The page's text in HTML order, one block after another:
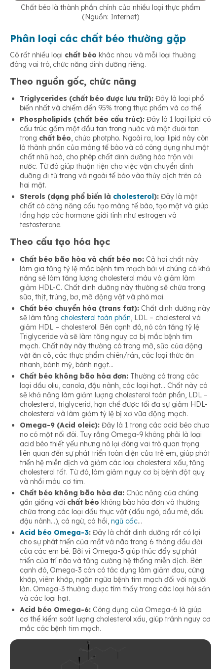
Chất béo là thành phần chính của nhiều loại thực phẩm
(Nguồn: Internet)
Phân loại các chất béo thường gặp
Có rất nhiều loại chất béo khác nhau và mỗi loại thường
đóng vai trò, chức năng dinh dưỡng riêng.
Theo nguồn gốc, chức năng
Triglycerides (chất béo được lưu trữ): Đây là loại phổ
biến nhất và chiếm đến 95% trong thực phẩm và cơ thể.
Phospholipids (chất béo cấu trúc): Đây là 1 loại lipid có
cấu trúc gồm một đầu tan trong nước và một đuôi tan
trong chất béo, chứa photpho. Ngoài ra, loại lipid này còn
là thành phần của màng tế bào và có công dụng như một
chất nhũ hoá, cho phép chất dinh dưỡng hòa trộn với
nước. Từ đó giúp thuận tiện cho việc vận chuyển dinh
dưỡng đi từ trong và ngoài tế bào vào thủy dịch trên cả
hai mặt.
Sterols (dạng phổ biến là cholesterol): Đây là một
chất có công năng cấu tạo màng tế bào, tạo mật và giúp
tổng hợp các hormone giới tính như estrogen và
testosterone.
Theo cấu tạo hóa học
Chất béo bão hòa và chất béo no: Cả hai chất này
làm gia tăng tỷ lệ mắc bệnh tim mạch bởi vì chúng có khả
năng sẽ làm tăng lượng cholesterol máu và giảm làm
giảm HDL-C. Chất dinh dưỡng này thường sẽ chứa trong
sữa, thịt, trứng, bơ, mỡ động vật và phô mai.
Chất béo chuyển hóa (trans fat): Chất dinh dưỡng này
sẽ làm tăng cholesterol toàn phần, LDL – cholesterol và
giảm HDL – cholesterol. Bên cạnh đó, nó còn tăng tỷ lệ
Triglyceride và sẽ làm tăng nguy cơ bị mắc bệnh tim
mạch. Chất này này thường có trong mỡ, sữa của động
vật ăn cỏ, các thực phẩm chiên/rán, các loại thức ăn
nhanh, bánh mỳ, bánh ngọt…
Chất béo không bão hòa đơn: Thường có trong các
loại dầu oliu, canola, đậu nành, các loại hạt… Chất này có
sẽ khả năng làm giảm lượng cholesterol toàn phần, LDL –
cholesterol, triglycerid, hạn chế được tối đa sự giảm HDL-
cholesterol và làm giảm tỷ lệ bị xơ vữa động mạch.
Omega-9 (Acid oleic): Đây là 1 trong các acid béo chưa
no có một nối đôi. Tuy rằng Omega-9 không phải là loại
acid béo thiết yếu nhưng nó lại đóng vai trò quan trọng
liên quan đến sự phát triển toàn diện của trẻ em, giúp phát
triển hệ miễn dịch và giảm các loại cholesterol xấu, tăng
cholesterol tốt. Từ đó, làm giảm nguy cơ bị bệnh đột quỵ
và nhồi máu cơ tim.
Chất béo không bão hòa đa: Chức năng của chúng
gần giống với chất béo không bão hòa đơn và thường
chứa trong các loại dầu thực vật (dầu ngô, dầu mè, dầu
đậu nành…), cá ngừ, cá hồi, ngũ cốc…
Acid béo Omega-3: Đây là chất dinh dưỡng rất có lợi
cho sự phát triển của mắt và não trong 6 tháng đầu đời
của các em bé. Bởi vì Omega-3 giúp thúc đẩy sự phát
triển của trí não và tăng cường hệ thống miễn dịch. Bên
cạnh đó, Omega-3 còn có tác dụng làm giảm đau, cứng
khớp, viêm khớp, ngăn ngừa bệnh tim mạch đối với người
lớn. Omega-3 thường được tìm thấy trong các loại hải sản
và các loại hạt.
Acid béo Omega-6: Công dụng của Omega-6 là giúp
cơ thể kiểm soát lượng cholesterol xấu, giúp tránh nguy cơ
mắc các bệnh tim mạch.